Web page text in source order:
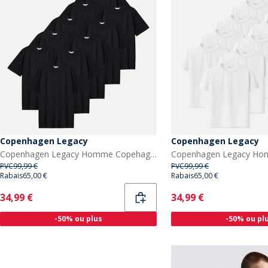
Copenhagen Legacy
Copenhagen Legacy Homme Copehagen Legacy Dix Paquets T-shirts Noir
PVC99,99 €
Rabais65,00 €
Current
34,99 €
-50% ou plus
Copenhagen Legacy
PVC99,99 €
Rabais65,00 €
Current
34,99 €
-50% ou